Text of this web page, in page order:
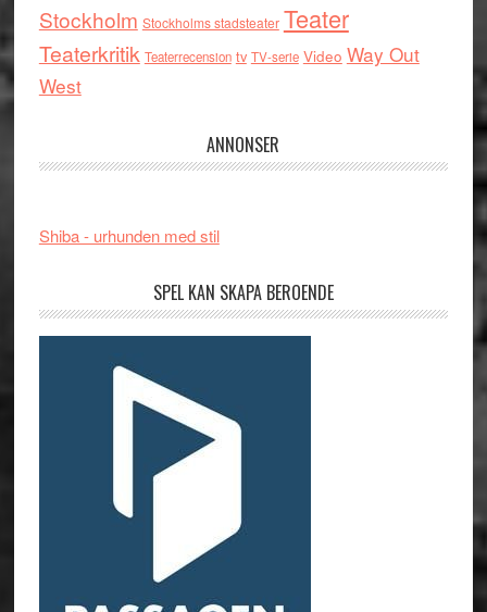
Stockholm Stockholms stadsteater Teater
Teaterkritik Teaterrecension tv TV-serie Video Way Out
West
ANNONSER
Shiba - urhunden med stil
SPEL KAN SKAPA BEROENDE